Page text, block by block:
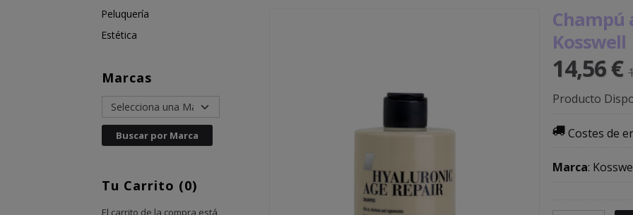
Peluquería
Estética
Marcas
Tu Carrito (0)
El carrito de la compra está
Champú
Kosswell
14,56 €
Producto
Costes de
Marca: